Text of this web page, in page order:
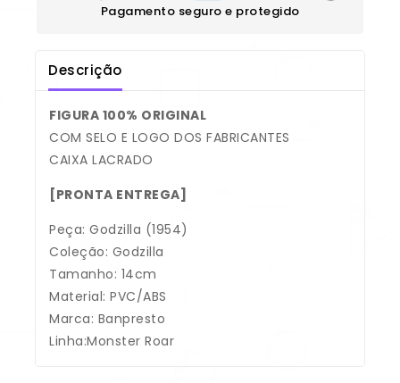
Pagamento seguro e protegido
Descrição
FIGURA 100% ORIGINAL
COM SELO E LOGO DOS FABRICANTES
CAIXA LACRADO
[PRONTA ENTREGA]
Peça: Godzilla (1954)
Coleção: Godzilla
Tamanho: 14cm
Material: PVC/ABS
Marca: Banpresto
Linha:Monster Roar